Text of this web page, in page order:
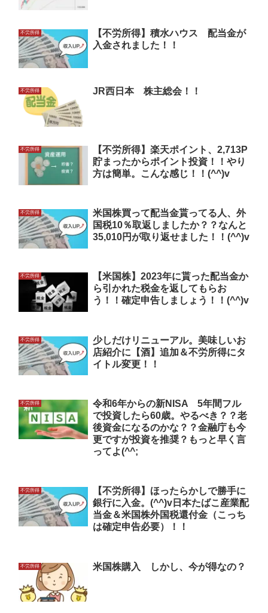
不労所得
【不労所得】積水ハウス 配当金が
入金されました！！
不労所得 JR西日本 株主総会！！
不労所得
【不労所得】楽天ポイント、2,713P
貯まったからポイント投資！！やり
方は簡単。こんな感じ！！(^^)v
不労所得
米国株買って配当金貰ってる人、外
国税10％取返しましたか？？なんと
35,010円が取り返せました！！(^^)v
不労所得
【米国株】2023年に貰った配当金か
ら引かれた税金を返してもらお
う！！確定申告しましょう！！(^^)v
不労所得
少しだけリニューアル。美味しいお
店紹介に【酒】追加＆不労所得にタ
イトル変更！！
不労所得
令和6年からの新NISA 5年間フル
で投資したら60歳。やるべき？？老
後資金になるのかな？？金融庁も今
更ですが投資を推奨？もっと早く言
ってよ(^^;
不労所得
【不労所得】ほったらかしで勝手に
銀行に入金。(^^)v日本たばこ産業配
当金＆米国株外国税還付金（こっち
は確定申告必要）！！
不労所得 米国株購入 しかし、今が得なの？